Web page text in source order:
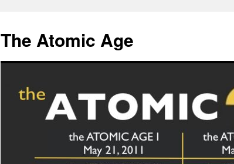
content
The Atomic Age